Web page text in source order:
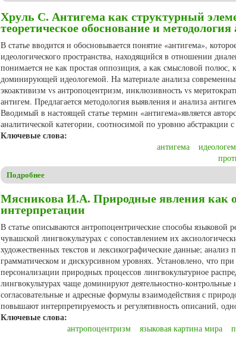
Хруль С. Антигема как структурный
теоретическое обоснование и методология
В статье вводится и обосновывается понятие «антигема»,
идеологического пространства, находящийся в отношении
понимается не как простая оппозиция, а как смысловой
доминирующей идеологемой. На материале анализа
экоактивизм vs антропоцентризм, инклюзивность vs
антигем. Предлагается методология выявления и анализа
Вводимый в настоящей статье термин «антигема»является
аналитической категории, соотносимой по уровню абстракции
Ключевые слова:
антигема
Подробнее
Мясникова И.А. Природные явления как
интерпретации
В статье описываются антропоцентрические способы
чувашской лингвокультурах с сопоставлением их
художественных текстов и лексикографические данные; анализ
грамматическом и дискурсивном уровнях. Установлено, что
персонализации природных процессов лингвокультурное
лингвокультурах чаще доминируют деятельностно-
согласовательные и адресные формулы взаимодействия с
повышают интерпретируемость и регулятивность описаний,
Ключевые слова:
антропоцентризм языковая картина мира